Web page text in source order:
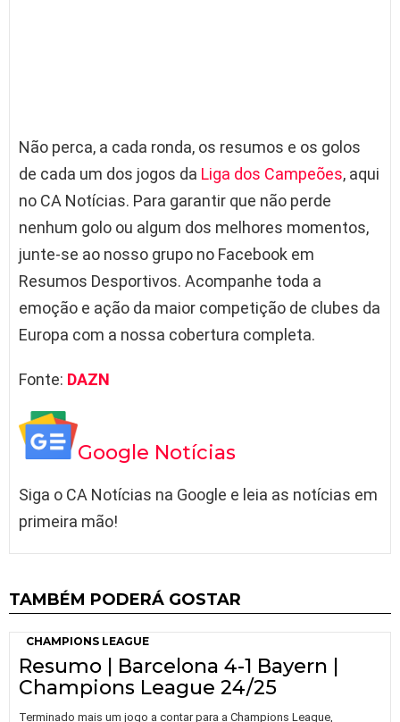
Não perca, a cada ronda, os resumos e os golos
de cada um dos jogos da Liga dos Campeões, aqui
no CA Notícias. Para garantir que não perde
nenhum golo ou algum dos melhores momentos,
junte-se ao nosso grupo no Facebook em
Resumos Desportivos. Acompanhe toda a
emoção e ação da maior competição de clubes da
Europa com a nossa cobertura completa.
Fonte: DAZN
Google Notícias
Siga o CA Notícias na Google e leia as notícias em
primeira mão!
TAMBÉM PODERÁ GOSTAR
CHAMPIONS LEAGUE
Resumo | Barcelona 4-1 Bayern |
Champions League 24/25
Terminado mais um jogo a contar para a Champions League,